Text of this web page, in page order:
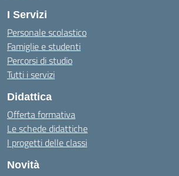
I Servizi
Personale scolastico
Famiglie e studenti
Percorsi di studio
Tutti i servizi
Didattica
Offerta formativa
Le schede didattiche
I progetti delle classi
Novità